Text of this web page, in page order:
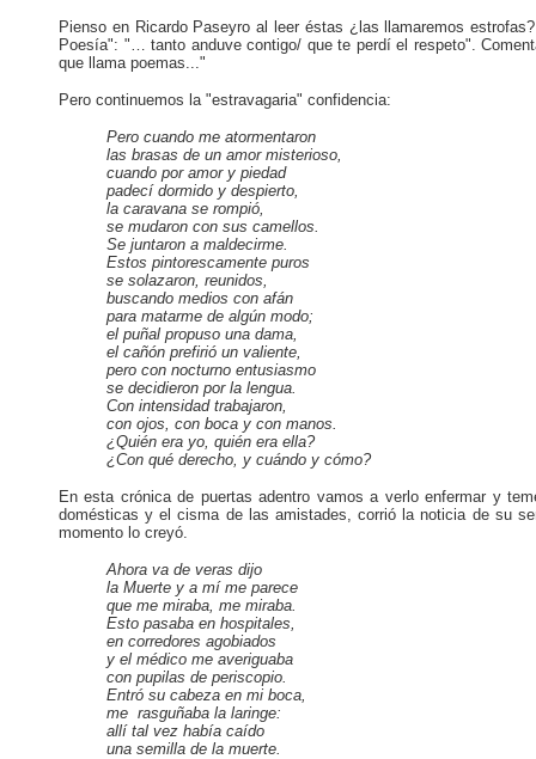
Pienso en Ricardo Paseyro al leer éstas ¿las llamaremos
Poesía": "… tanto anduve contigo/ que te perdí el respeto".
que llama poemas..."
Pero continuemos la "estravagaria" confidencia:
Pero cuando me atormentaron
las brasas de un amor misterioso,
cuando por amor y piedad
padecí dormido y despierto,
la caravana se rompió,
se mudaron con sus camellos.
Se juntaron a maldecirme.
Estos pintorescamente puros
se solazaron, reunidos,
buscando medios con afán
para matarme de algún modo;
el puñal propuso una dama,
el cañón prefirió un valiente,
pero con nocturno entusiasmo
se decidieron por la lengua.
Con intensidad trabajaron,
con ojos, con boca y con manos.
¿Quién era yo, quién era ella?
¿Con qué derecho, y cuándo y cómo?
En esta crónica de puertas adentro vamos a verlo enfermar y
domésticas y el cisma de las amistades, corrió la noticia de su
momento lo creyó.
Ahora va de veras dijo
la Muerte y a mí me parece
que me miraba, me miraba.
Esto pasaba en hospitales,
en corredores agobiados
y el médico me averiguaba
con pupilas de periscopio.
Entró su cabeza en mi boca,
me rasguñaba la laringe:
allí tal vez había caído
una semilla de la muerte.